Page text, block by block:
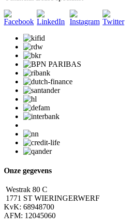
Onze gegevens
Westrak 80 C
1771 ST WIERINGERWERF
KvK: 68948700
AFM: 12045060